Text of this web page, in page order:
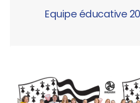
Equipe éducative